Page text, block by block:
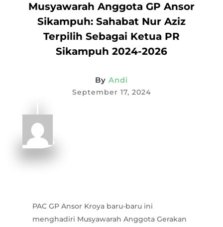
Musyawarah Anggota GP Ansor
Sikampuh: Sahabat Nur Aziz
Terpilih Sebagai Ketua PR
Sikampuh 2024-2026
By Andi
September 17, 2024
PAC GP Ansor Kroya baru-baru ini
menghadiri Musyawarah Anggota Gerakan